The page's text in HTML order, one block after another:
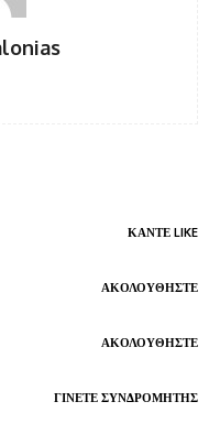
ΚΆΝΤΕ LIKE
ΑΚΟΛΟΥΘΉΣΤΕ
ΑΚΟΛΟΥΘΉΣΤΕ
ΓΊΝΕΤΕ ΣΥΝΔΡΟΜΗΤΉΣ